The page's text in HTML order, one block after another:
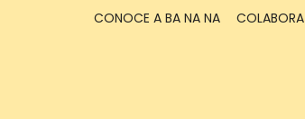
CONOCE A BA NA NA COLABORA